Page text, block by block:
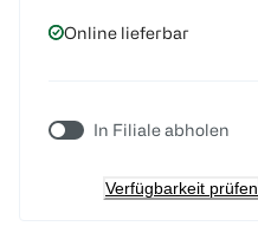
Online lieferbar
In Filiale abholen
Verfügbarkeit prüfen